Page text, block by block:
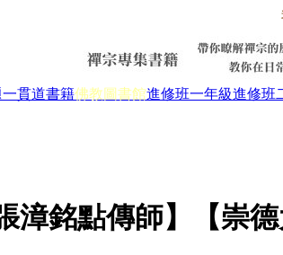
一貫道書籍佛教圖書館進修班一年級進修班
漳銘點傳師】【崇